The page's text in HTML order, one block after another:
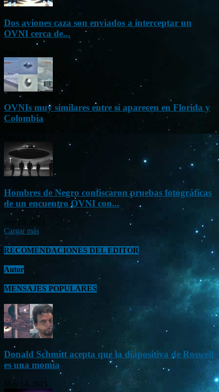
Dos aviones caza son enviados a interceptar un
OVNI cerca de...
OVNIs muy similares entre sí aparecen en Florida y
Colombia
Hombres de Negro confiscaron pruebas fotográficas
de un encuentro OVNI con...
Sep 26, 2023
Cargar más
RECOMENDACIONES DEL EDITOR
Autor
MENSAJES POPULARES
Donald Schmitt acepta que la diapositiva de Roswell
es una momia
May 14, 2015